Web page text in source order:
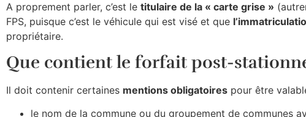
A proprement parler, c’est le titulaire de la « carte grise »
FPS, puisque c’est le véhicule qui est visé et que
propriétaire.
Que contient le forfait post-
Il doit contenir certaines mentions obligatoires pour être
le nom de la commune ou du groupement de communes